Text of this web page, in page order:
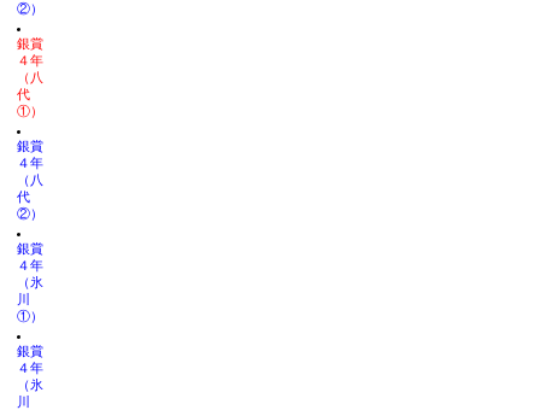
②）
銀賞
４年
（八
代
①）
銀賞
４年
（八
代
②）
銀賞
４年
（氷
川
①）
銀賞
４年
（氷
川